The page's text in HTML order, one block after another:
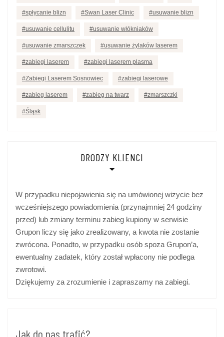
spłycanie blizn Swan Laser Clinic usuwanie blizn
usuwanie cellulitu usuwanie włókniaków
usuwanie zmarszczek usuwanie żylaków laserem
zabiegi laserem zabiegi laserem plasma
Zabiegi Laserem Sosnowiec zabiegi laserowe
zabieg laserem zabieg na twarz zmarszczki
Śląsk
DRODZY KLIENCI
W przypadku niepojawienia się na umówionej wizycie bez
wcześniejszego powiadomienia (przynajmniej 24 godziny
przed) lub zmiany terminu zabieg kupiony w serwisie
Grupon liczy się jako zrealizowany, a kwota nie zostanie
zwrócona. Ponadto, w przypadku osób spoza Grupon’a,
ewentualny zadatek, który został wpłacony nie podlega
zwrotowi.
Dziękujemy za zrozumienie i zapraszamy na zabiegi.
Jak do nas trafić?